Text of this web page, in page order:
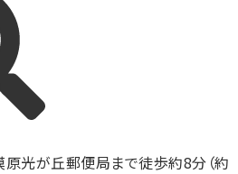
原光が丘郵便局まで徒歩約8分（約